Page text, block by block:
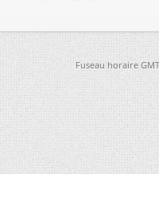
Fuseau horaire